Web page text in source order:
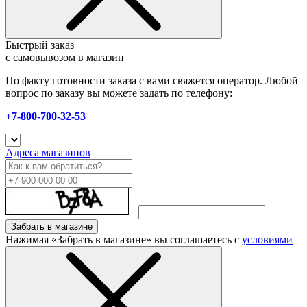
Быстрый заказ
с самовывозом в магазин
По факту готовности заказа с вами свяжется оператор. Любой
вопрос по заказу вы можете задать по телефону:
+7-800-700-32-53
Адреса магазинов
Забрать в магазине
Нажимая «Забрать в магазине» вы соглашаетесь с условиями